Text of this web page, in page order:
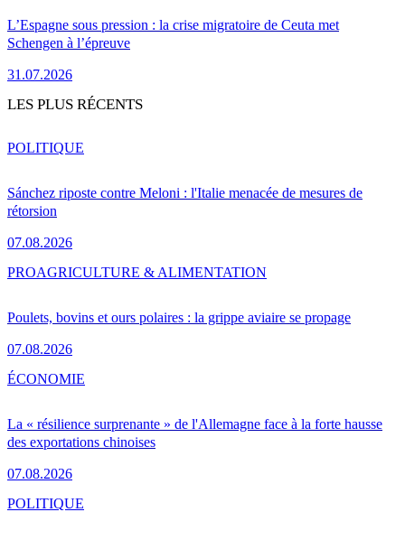
L’Espagne sous pression : la crise migratoire de Ceuta met
Schengen à l’épreuve
31.07.2026
LES PLUS RÉCENTS
Sánchez riposte contre Meloni : l'Italie menacée de mesures de
rétorsion
07.08.2026
POLITIQUE
Poulets, bovins et ours polaires : la grippe aviaire se propage
07.08.2026
PROAGRICULTURE & ALIMENTATION
La « résilience surprenante » de l'Allemagne face à la forte hausse
des exportations chinoises
07.08.2026
ÉCONOMIE
POLITIQUE